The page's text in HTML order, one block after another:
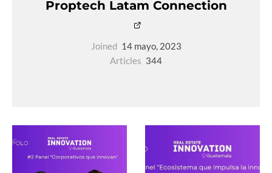
Proptech Latam Connection
Joined 14 mayo, 2023
Articles 344